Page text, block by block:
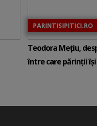
PARINTISIPITICI.RO
Teodora Mețiu,
între care părinții își